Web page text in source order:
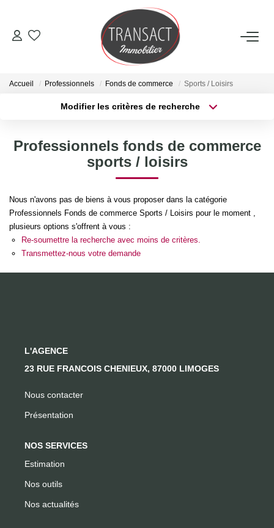
ACCUEIL
NOTRE AGENCE
Qui Sommes-Nous
Nos Actualités
Accueil Professionnels Fonds de commerce Sports / Loisirs
Modifier les critères de recherche
Type de bien
Surface min
Créer une alerte
Professionnels fonds de commerce
sports / loisirs
Nous n'avons pas de biens à vous proposer dans la catégorie
Professionnels Fonds de commerce Sports / Loisirs pour le moment ,
plusieurs options s'offrent à vous :
Re-soumettre la recherche avec moins de critères.
Transmettez-nous votre demande
L'AGENCE
23 RUE FRANCOIS CHENIEUX, 87000 LIMOGES
Nous contacter
Présentation
NOS SERVICES
Estimation
Nos outils
Nos actualités